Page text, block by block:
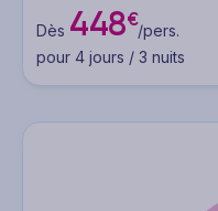
Dès 448€/pers.
pour 4 jours / 3 nuits